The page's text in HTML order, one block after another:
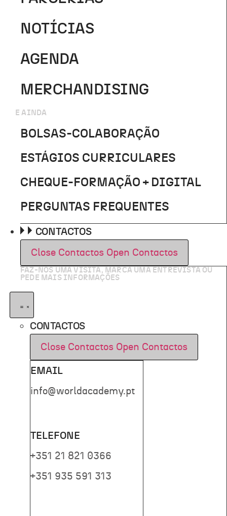
NOTÍCIAS
AGENDA
MERCHANDISING
E AINDA
BOLSAS-COLABORAÇÃO
ESTÁGIOS CURRICULARES
CHEQUE-FORMAÇÃO + DIGITAL
PERGUNTAS FREQUENTES
CONTACTOS
Close Contactos Open Contactos
FAZ-NOS UMA VISITA, MARCA UMA ENTREVISTA OU
PEDE MAIS INFORMAÇÕES
CONTACTOS
Close Contactos Open Contactos
EMAIL
info@worldacademy.pt
TELEFONE
+351 21 821 0366
+351 935 591 313